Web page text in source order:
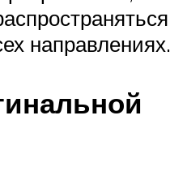
направлениях.